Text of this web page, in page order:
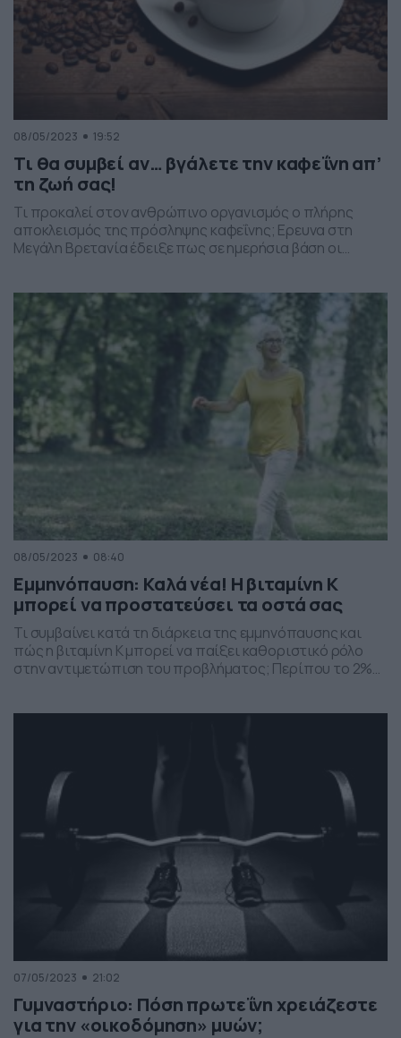
08/05/2023 19:52
Τι θα συμβεί αν… βγάλετε την καφεΐνη απ’
τη ζωή σας!
Τι προκαλεί στον ανθρώπινο οργανισμός ο πλήρης
αποκλεισμός της πρόσληψης καφεΐνης; Ερευνα στη
Μεγάλη Βρετανία έδειξε πως σε ημερήσια βάση οι
πρόσληψή σας σε καφεΐνη, η οποία μπορεί να βρεθεί σε
τσάι, κόλα, σοκολάτα και μπάρες πρωτεΐνης. Και […]
08/05/2023 08:40
Εμμηνόπαυση: Καλά νέα! Η βιταμίνη Κ
μπορεί να προστατεύσει τα οστά σας
Τι συμβαίνει κατά τη διάρκεια της εμμηνόπαυσης και
πώς η βιταμίνη Κ μπορεί να παίξει καθοριστικό ρόλο
στην αντιμετώπιση του προβλήματος; Περίπου το 2%
07/05/2023 21:02
Γυμναστήριο: Πόση πρωτεΐνη χρειάζεστε
για την «οικοδόμηση» μυών;